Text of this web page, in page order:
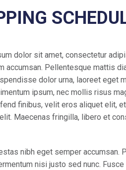
dolor sit amet, consectetur
accumsan. Pellentesque mattis
dolor urna, laoreet eget
ipsum, nec mollis risus
finibus, velit eros aliquet elit,
Maecenas fringilla, libero et
nibh eget semper accumsan.
nisi justo sed nunc.